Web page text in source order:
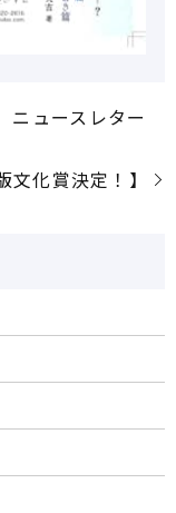
ニュースレター
文化賞決定！】